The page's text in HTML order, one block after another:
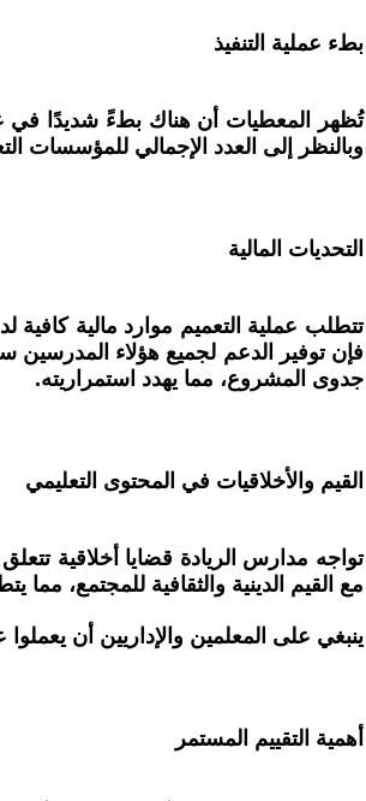
بطء عملية التنفيذ
وبالنظر إلى العدد الإجمالي للمؤسسات التعليمية في المغرب، المقدر بـ 12,000، فإن تحقيق
التحديات المالية
فإن توفير الدعم لجميع هؤلاء المدرسين
جدوى المشروع، مما يهدد استمراريته.
القيم والأخلاقيات في المحتوى التعليمي
تواجه مدارس الريادة قضايا أخلاقية
مع القيم الدينية والثقافية للمجتمع، مما
ينبغي على المعلمين والإداريين أن
أهمية التقييم المستمر